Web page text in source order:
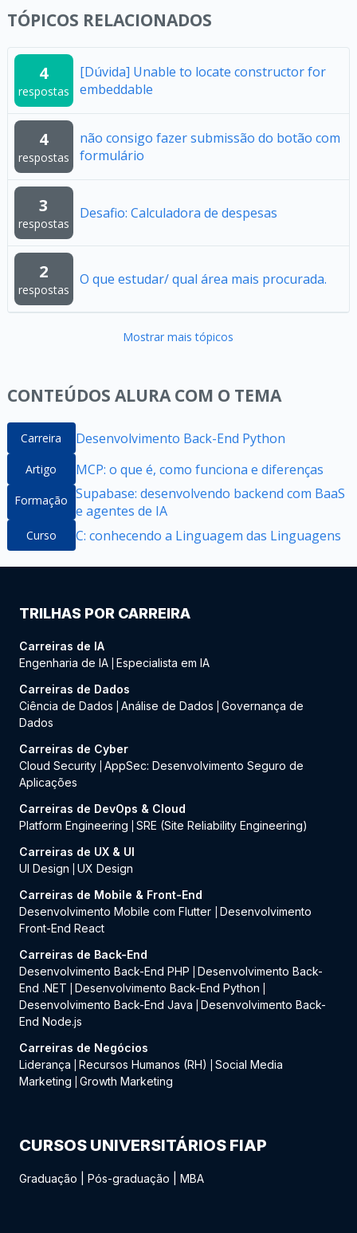
TÓPICOS RELACIONADOS
4
respostas
[Dúvida] Unable to locate constructor for
embeddable
4
respostas
não consigo fazer submissão do botão com
formulário
3
respostas
Desafio: Calculadora de despesas
2
respostas
O que estudar/ qual área mais procurada.
Mostrar mais tópicos
CONTEÚDOS ALURA COM O TEMA
Carreira Desenvolvimento Back-End Python
Artigo MCP: o que é, como funciona e diferenças
Formação Supabase: desenvolvendo backend com BaaS
e agentes de IA
Curso C: conhecendo a Linguagem das Linguagens
TRILHAS POR CARREIRA
Carreiras de IA
Engenharia de IA Especialista em IA
Carreiras de Dados
Ciência de Dados
Análise de Dados
Governança de
Dados
Carreiras de Cyber
Cloud Security AppSec: Desenvolvimento Seguro de
Aplicações
Carreiras de DevOps & Cloud
Platform Engineering
SRE (Site Reliability Engineering)
Carreiras de UX & UI
UI Design
UX Design
Carreiras de Mobile & Front-End
Desenvolvimento Mobile com Flutter
Desenvolvimento
Front-End React
Carreiras de Back-End
Desenvolvimento Back-End PHP
Desenvolvimento Back-
End .NET
Desenvolvimento Back-End Python
Desenvolvimento Back-End Java
Desenvolvimento Back-
End Node.js
Carreiras de Negócios
Liderança
Recursos Humanos (RH)
Social Media
Marketing
Growth Marketing
CURSOS UNIVERSITÁRIOS FIAP
Graduação Pós-graduação MBA